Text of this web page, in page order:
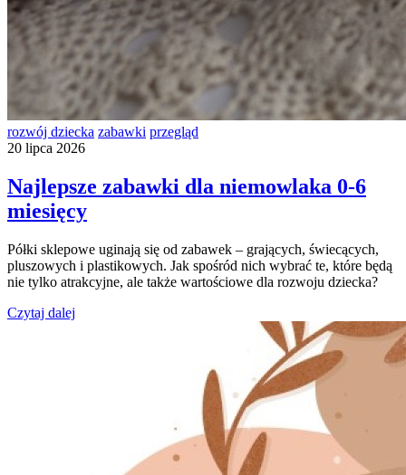
rozwój dziecka zabawki przegląd
20 lipca 2026
Najlepsze zabawki dla niemowlaka 0-6
miesięcy
Półki sklepowe uginają się od zabawek – grających, świecących,
pluszowych i plastikowych. Jak spośród nich wybrać te, które będą
nie tylko atrakcyjne, ale także wartościowe dla rozwoju dziecka?
Czytaj dalej